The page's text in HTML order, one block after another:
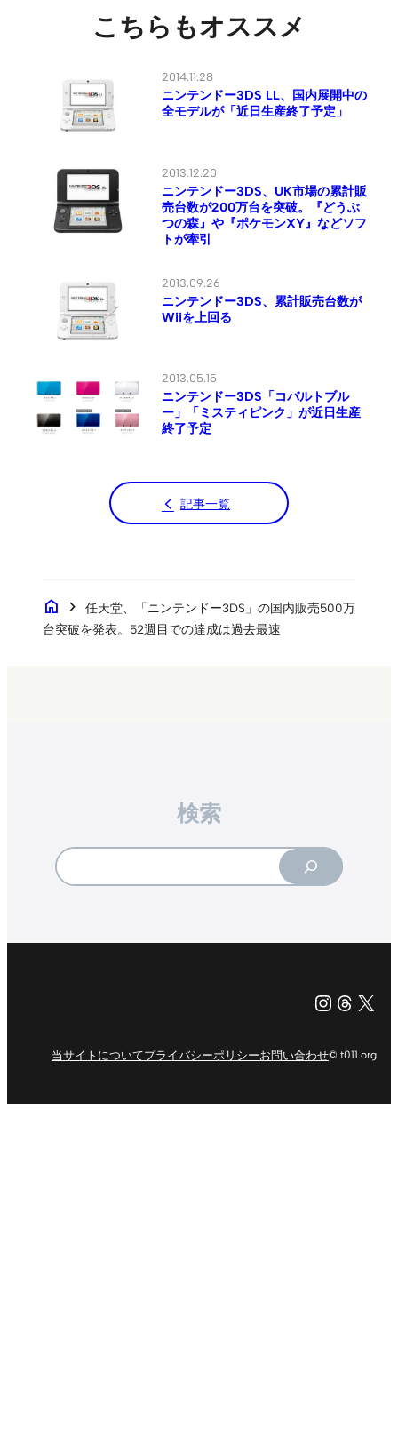
こちらもオススメ
2014.11.28
ニンテンドー3DS LL、国内展開中の
全モデルが「近日生産終了予定」
2013.12.20
ニンテンドー3DS、UK市場の累計販
売台数が200万台を突破。『どうぶ
つの森』や『ポケモンXY』などソフ
トが牽引
2013.09.26
ニンテンドー3DS、累計販売台数が
Wiiを上回る
2013.05.15
ニンテンドー3DS「コバルトブル
ー」「ミスティピンク」が近日生産
終了予定
記事一覧
home chevron_right
任天堂、「ニンテンドー3DS」の国内販売500万
台突破を発表。52週目での達成は過去最速
検索
X（旧
当サイトについてプライバシーポリシーお問い合わせ© t011.org